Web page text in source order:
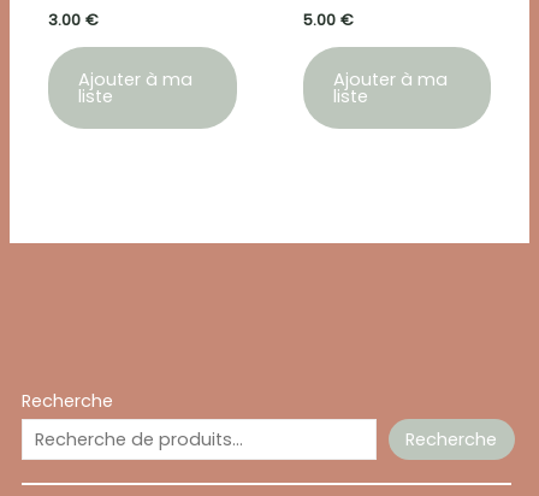
Recherche
Recherche
3.00 €
Ajouter à ma
liste
5.00 €
Ajouter à ma
liste